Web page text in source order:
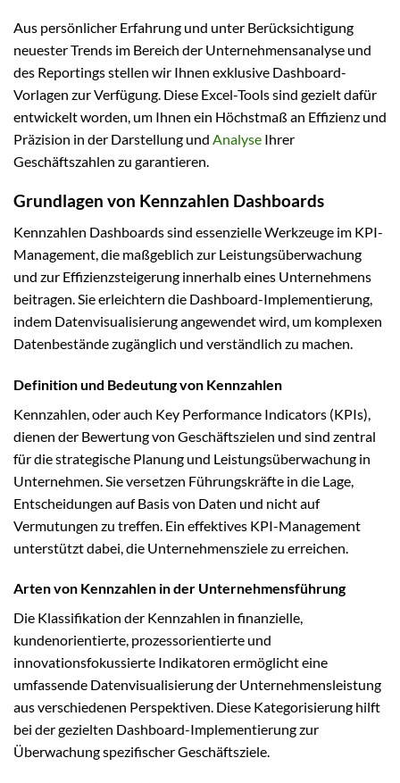
Aus persönlicher Erfahrung und unter Berücksichtigung
neuester Trends im Bereich der Unternehmensanalyse und
des Reportings stellen wir Ihnen exklusive Dashboard-
Vorlagen zur Verfügung. Diese Excel-Tools sind gezielt dafür
entwickelt worden, um Ihnen ein Höchstmaß an Effizienz und
Präzision in der Darstellung und Analyse Ihrer
Geschäftszahlen zu garantieren.
Grundlagen von Kennzahlen Dashboards
Kennzahlen Dashboards sind essenzielle Werkzeuge im KPI-
Management, die maßgeblich zur Leistungsüberwachung
und zur Effizienzsteigerung innerhalb eines Unternehmens
beitragen. Sie erleichtern die Dashboard-Implementierung,
indem Datenvisualisierung angewendet wird, um komplexen
Datenbestände zugänglich und verständlich zu machen.
Definition und Bedeutung von Kennzahlen
Kennzahlen, oder auch Key Performance Indicators (KPIs),
dienen der Bewertung von Geschäftszielen und sind zentral
für die strategische Planung und Leistungsüberwachung in
Unternehmen. Sie versetzen Führungskräfte in die Lage,
Entscheidungen auf Basis von Daten und nicht auf
Vermutungen zu treffen. Ein effektives KPI-Management
unterstützt dabei, die Unternehmensziele zu erreichen.
Arten von Kennzahlen in der Unternehmensführung
Die Klassifikation der Kennzahlen in finanzielle,
kundenorientierte, prozessorientierte und
innovationsfokussierte Indikatoren ermöglicht eine
umfassende Datenvisualisierung der Unternehmensleistung
aus verschiedenen Perspektiven. Diese Kategorisierung hilft
bei der gezielten Dashboard-Implementierung zur
Überwachung spezifischer Geschäftsziele.